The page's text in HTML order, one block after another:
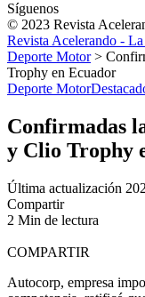
Síguenos
© 2023 Revista
Revista Acelerando -
Deporte Motor>
Trophy en Ecuador
Deporte Motor
Confirmadas
y Clio Trophy
Última actualización
Compartir
2 Min de lectura
COMPARTIR
Autocorp, empresa